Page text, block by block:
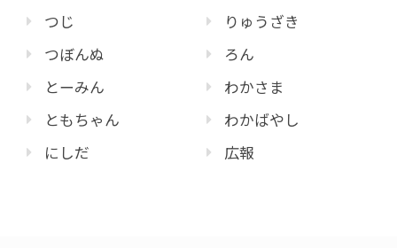
つじ
つぼんぬ
とーみん
ともちゃん
にしだ
りゅうざき
ろん
わかさま
わかばやし
広報